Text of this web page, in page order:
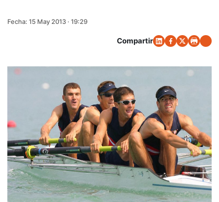
Fecha: 15 May 2013 · 19:29
Compartir